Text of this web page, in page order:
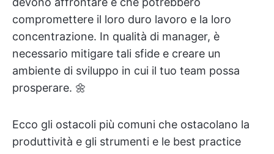
compromettere il loro duro lavoro e la loro
concentrazione. In qualità di manager, è
necessario mitigare tali sfide e creare un
ambiente di sviluppo in cui il tuo team possa
prosperare. 🌼
Ecco gli ostacoli più comuni che ostacolano la
produttività e gli strumenti e le best practice